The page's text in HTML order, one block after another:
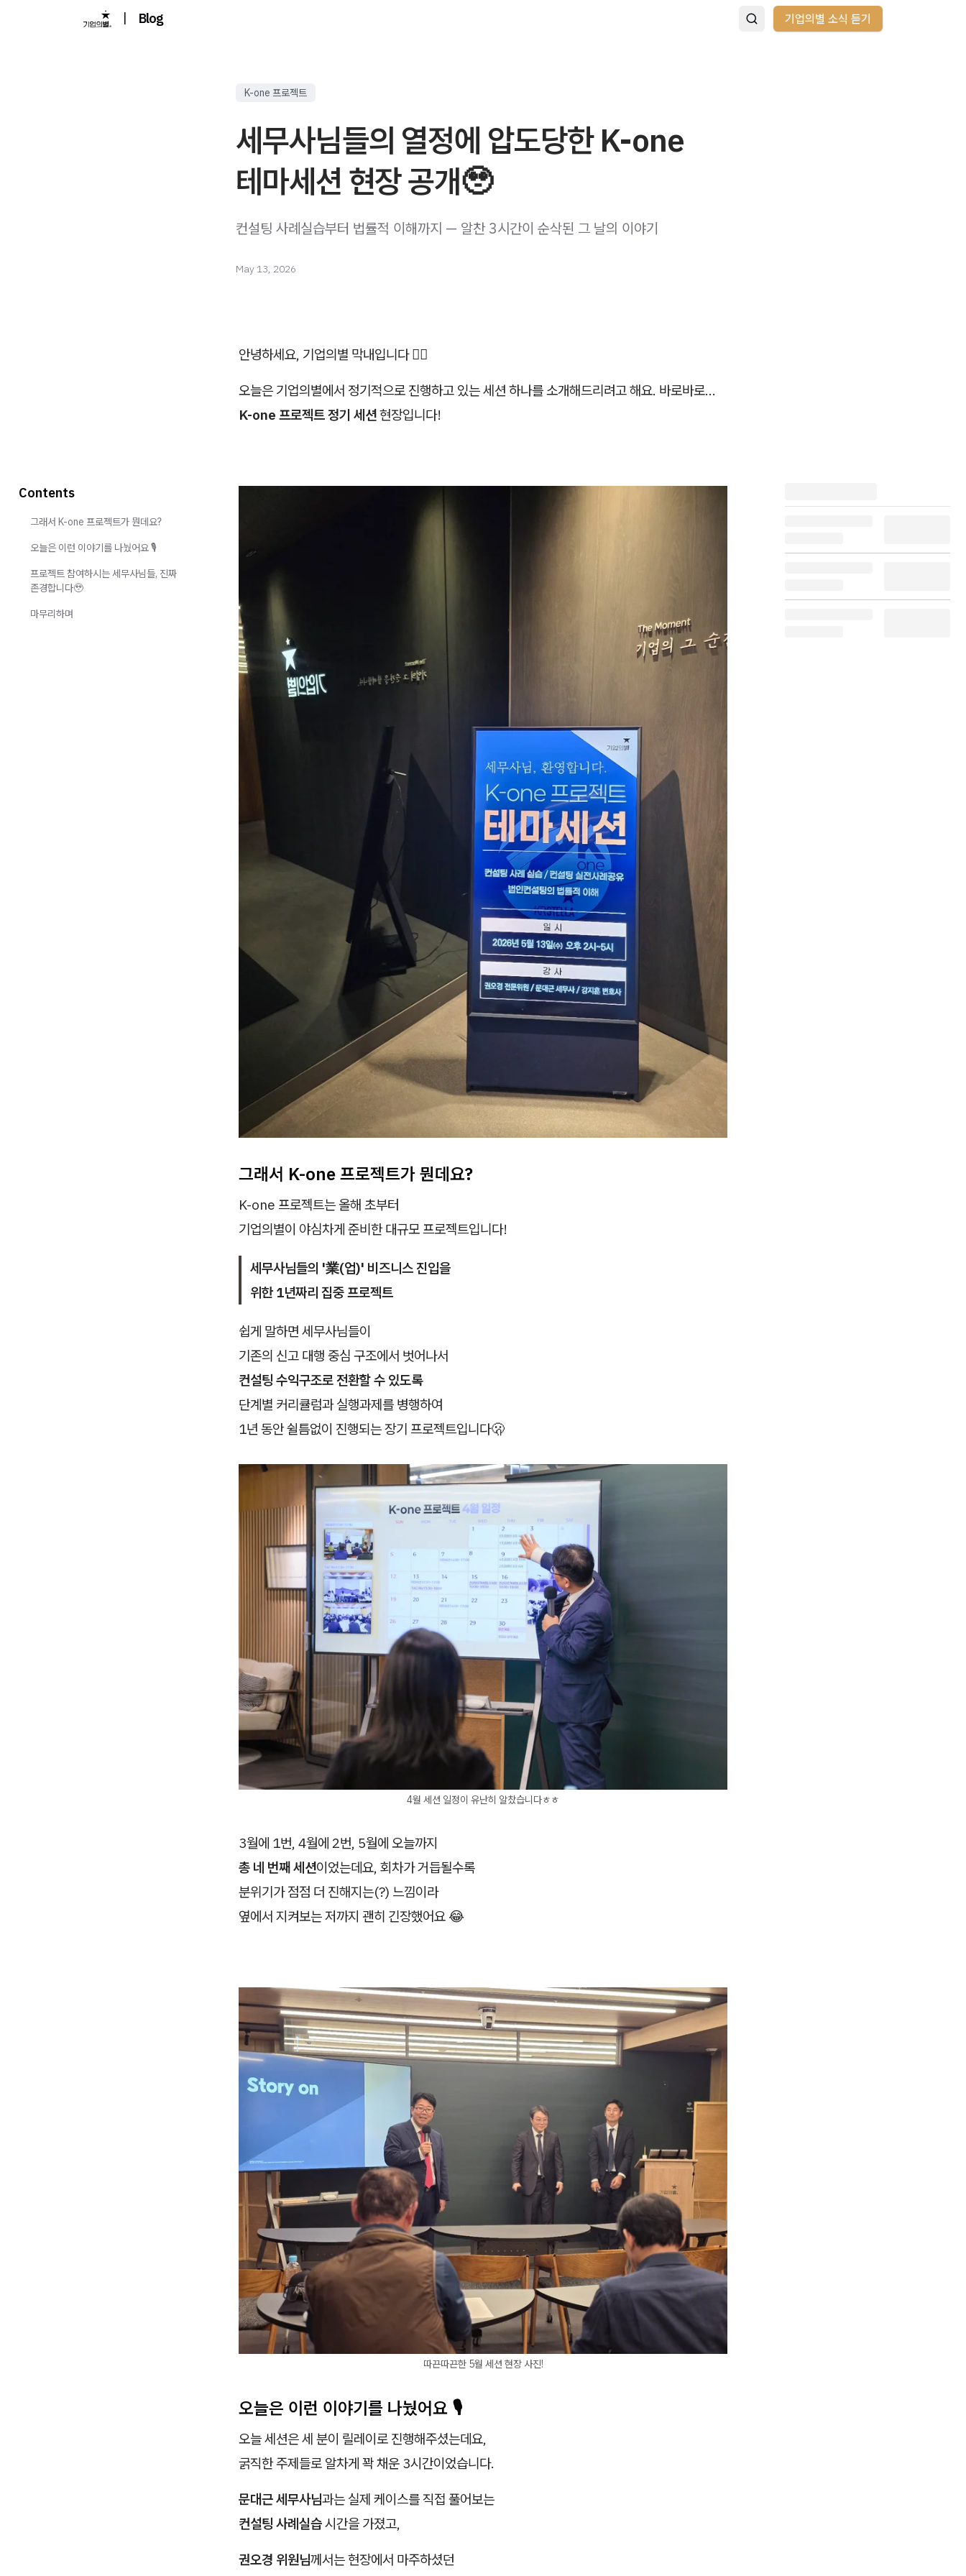
| Blog 기업의별 소식 듣기
K-one 프로젝트
세무사님들의 열정에 압도당한 K-one
테마세션 현장 공개🥹
컨설팅 사례실습부터 법률적 이해까지 — 알찬 3시간이 순삭된 그 날의 이야기
May 13, 2026
안녕하세요, 기업의별 막내입니다 🙋‍♀️
오늘은 기업의별에서 정기적으로 진행하고 있는 세션 하나를 소개해드리려고 해요. 바로바로…
K-one 프로젝트 정기 세션현장입니다!
그래서 K-one 프로젝트가 뭔데요?
K-one 프로젝트는 올해 초부터
기업의별이 야심차게 준비한 대규모 프로젝트입니다!
세무사님들의 '業(업)' 비즈니스 진입을
위한 1년짜리 집중 프로젝트
쉽게 말하면 세무사님들이
기존의 신고 대행 중심 구조에서 벗어나서
컨설팅 수익구조로 전환할 수 있도록
단계별 커리큘럼과 실행과제를 병행하여
1년 동안 쉴틈없이 진행되는 장기 프로젝트입니다🫢
4월 세션 일정이 유난히 알찼습니다ㅎㅎ
3월에 1번, 4월에 2번, 5월에 오늘까지
총 네 번째 세션이었는데요, 회차가 거듭될수록
분위기가 점점 더 진해지는(?) 느낌이라
옆에서 지켜보는 저까지 괜히 긴장했어요 😂
따끈따끈한 5월 세션 현장 사진!
오늘은 이런 이야기를 나눴어요 🎙️
오늘 세션은 세 분이 릴레이로 진행해주셨는데요,
굵직한 주제들로 알차게 꽉 채운 3시간이었습니다.
문대근 세무사님과는 실제 케이스를 직접 풀어보는
컨설팅 사례실습시간을 가졌고,
권오경 위원님께서는 현장에서 마주하셨던
Contents
그래서 K-one 프로젝트가 뭔데요?
오늘은 이런 이야기를 나눴어요 🎙️
프로젝트 참여하시는 세무사님들, 진짜
존경합니다🥹
마무리하며